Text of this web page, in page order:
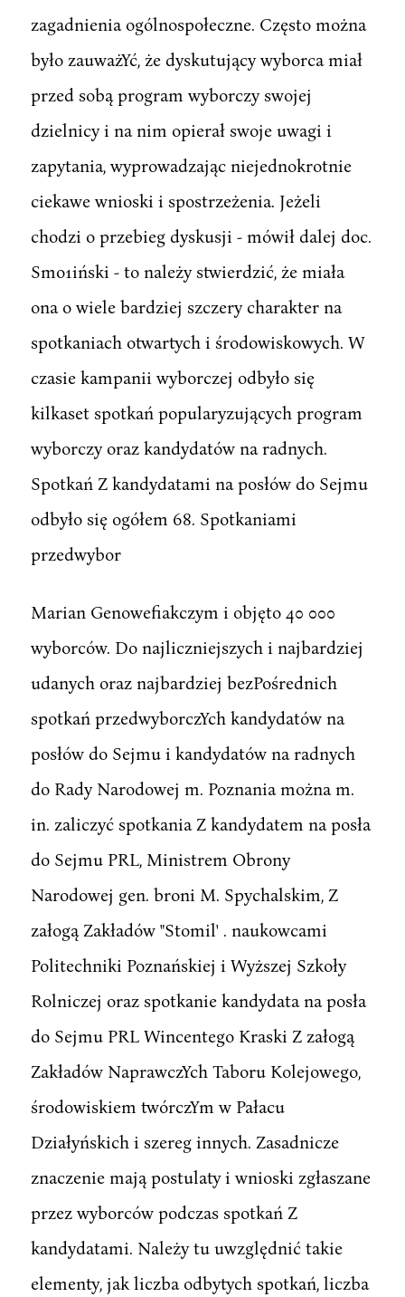
zagadnienia ogólnospołeczne. Często można
było zauważYć, że dyskutujący wyborca miał
przed sobą program wyborczy swojej
dzielnicy i na nim opierał swoje uwagi i
zapytania, wyprowadzając niejednokrotnie
ciekawe wnioski i spostrzeżenia. Jeżeli
chodzi o przebieg dyskusji - mówił dalej doc.
Smo1iński - to należy stwierdzić, że miała
ona o wiele bardziej szczery charakter na
spotkaniach otwartych i środowiskowych. W
czasie kampanii wyborczej odbyło się
kilkaset spotkań popularyzujących program
wyborczy oraz kandydatów na radnych.
Spotkań Z kandydatami na posłów do Sejmu
odbyło się ogółem 68. Spotkaniami
przedwybor
Marian Genowefiakczym i objęto 40 000
wyborców. Do najliczniejszych i najbardziej
udanych oraz najbardziej bezPośrednich
spotkań przedwyborczYch kandydatów na
posłów do Sejmu i kandydatów na radnych
do Rady Narodowej m. Poznania można m.
in. zaliczyć spotkania Z kandydatem na posła
do Sejmu PRL, Ministrem Obrony
Narodowej gen. broni M. Spychalskim, Z
załogą Zakładów "Stomil' . naukowcami
Politechniki Poznańskiej i Wyższej Szkoły
Rolniczej oraz spotkanie kandydata na posła
do Sejmu PRL Wincentego Kraski Z załogą
Zakładów NaprawczYch Taboru Kolejowego,
środowiskiem twórczYm w Pałacu
Działyńskich i szereg innych. Zasadnicze
znaczenie mają postulaty i wnioski zgłaszane
przez wyborców podczas spotkań Z
kandydatami. Należy tu uwzględnić takie
elementy, jak liczba odbytych spotkań, liczba